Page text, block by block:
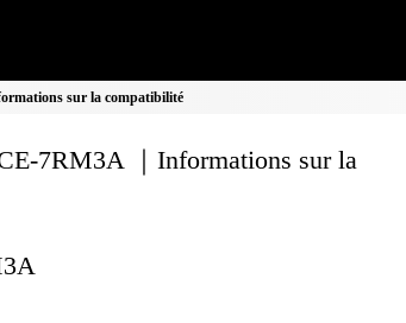
sur la compatibilité
7RM3A ｜Informations sur la